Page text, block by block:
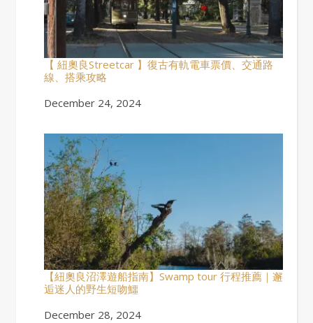
【 紐奧良Streetcar 】復古有軌電車票價、交通路
線、搭乘攻略
Date
December 24, 2024
【紐奧良沼澤遊船指南】Swamp tour 行程推薦｜邂
逅迷人的野生短吻鱷
Date
December 28, 2024